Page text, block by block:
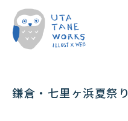
鎌倉・七里ヶ浜夏祭り